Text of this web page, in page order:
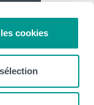
cookies